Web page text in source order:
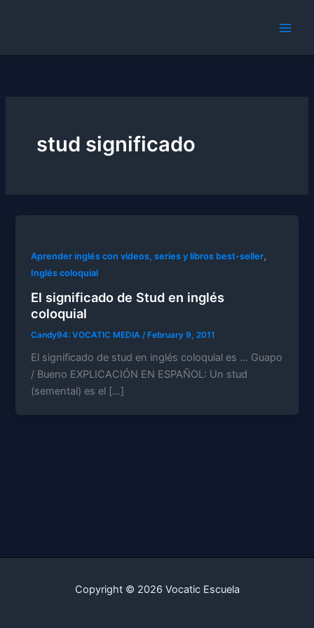
stud significado
Aprender inglés con videos, series y libros best-seller,
Inglés coloquial
El significado de Stud en inglés
coloquial
Candy94: VOCATIC MEDIA /February 9, 2011
El significado de stud en inglés coloquial es … Guapo
/ Bueno EXPLICACIÓN EN ESPAÑOL: Un stud
(semental) es el […]
Copyright © 2026 Vocatic Escuela